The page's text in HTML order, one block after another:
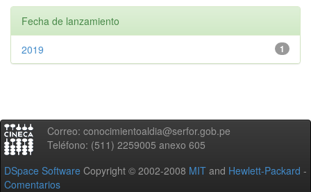
Fecha de lanzamiento
1
2019
Correo: conocimientoaldia@serfor.gob.pe
Teléfono: (511) 2259005 anexo 605
DSpace Software Copyright © 2002-2008 MIT and Hewlett-Packard -
Comentarios